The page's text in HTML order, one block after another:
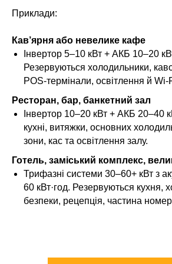
Приклади:
Кав’ярня або невелике кафе
Інвертор 5–10 кВт + АКБ 10–20
Резервуються холодильники,
POS‑термінали, освітлення й
Ресторан, бар, банкетний зал
Інвертор 10–20 кВт + АКБ 20–40
кухні, витяжки, основних
зони, кас та освітлення залу.
Готель, заміський комплекс,
Трифазні системи 30–60+ кВт з
60 кВт·год. Резервуються кухня,
безпеки, рецепція, частина